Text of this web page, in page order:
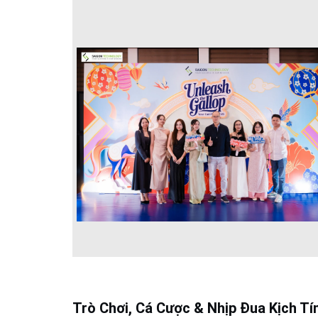
Trò Chơi, Cá Cược & Nhịp Đua Kịch